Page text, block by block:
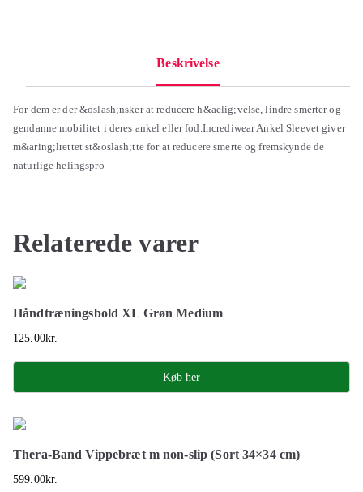
Beskrivelse
For dem er der &oslash;nsker at reducere h&aelig;velse, lindre smerter og
gendanne mobilitet i deres ankel eller fod.Incrediwear Ankel Sleevet giver
m&aring;lrettet st&oslash;tte for at reducere smerte og fremskynde de
naturlige helingspro
Relaterede varer
Håndtræningsbold XL Grøn Medium
125.00kr.
Køb her
Thera-Band Vippebræt m non-slip (Sort 34×34 cm)
599.00kr.